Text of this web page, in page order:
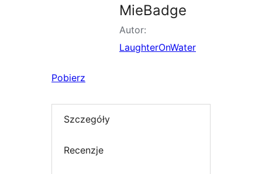
MieBadge
Autor:
LaughterOnWater
Pobierz
Szczegóły
Recenzje